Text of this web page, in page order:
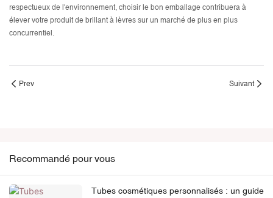
respectueux de l'environnement, choisir le bon emballage contribuera à
élever votre produit de brillant à lèvres sur un marché de plus en plus
concurrentiel.
Prev Suivant
Recommandé pour vous
Tubes cosmétiques personnalisés : un guide